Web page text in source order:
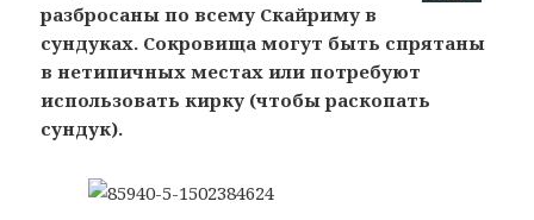
разбросаны по всему Скайриму в
сундуках. Сокровища могут быть спрятаны
в нетипичных местах или потребуют
использовать кирку (чтобы раскопать
сундук).